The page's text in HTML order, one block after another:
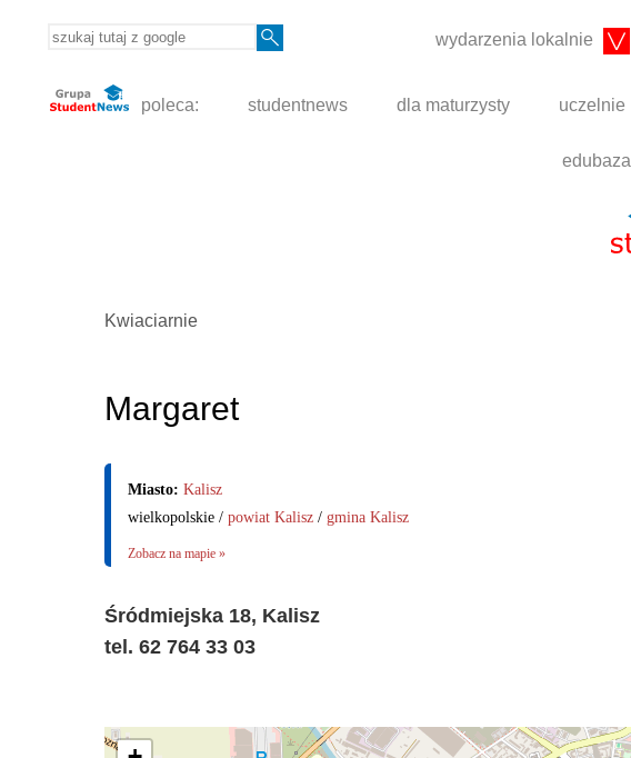
wydarzenia lokalnie
poleca: studentnews dla maturzysty uczelnie
edubaza
Kwiaciarnie
Margaret
Miasto: Kalisz
wielkopolskie / powiat Kalisz / gmina Kalisz
Zobacz na mapie »
Śródmiejska 18, Kalisz
tel. 62 764 33 03